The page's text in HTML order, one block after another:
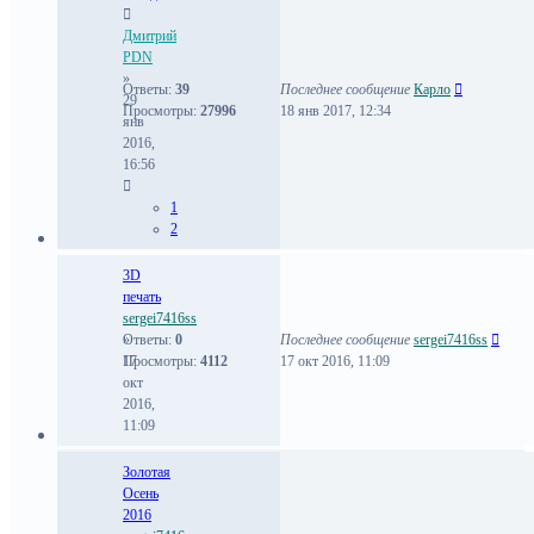
Дмитрий
PDN
»
29
янв
2016,
16:56
1
2
Ответы: 39
Просмотры: 27996
Последнее сообщение Карло
18 янв 2017, 12:34
3D
печать
sergei7416ss
»
17
окт
2016,
11:09
Ответы: 0
Просмотры: 4112
Последнее сообщение sergei7416ss
17 окт 2016, 11:09
Золотая
Осень
2016